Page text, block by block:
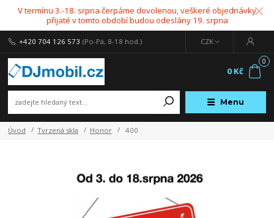
V termínu 3.-18. srpna čerpáme dovolenou, veškeré objednávky
přijaté v tomto období budou odeslány 19. srpna
Menu
CZK
+420 704 126 573 (Po-Pá, 8-18 hod.)
0
0 Kč
Úvod Tvrzená skla Honor 400